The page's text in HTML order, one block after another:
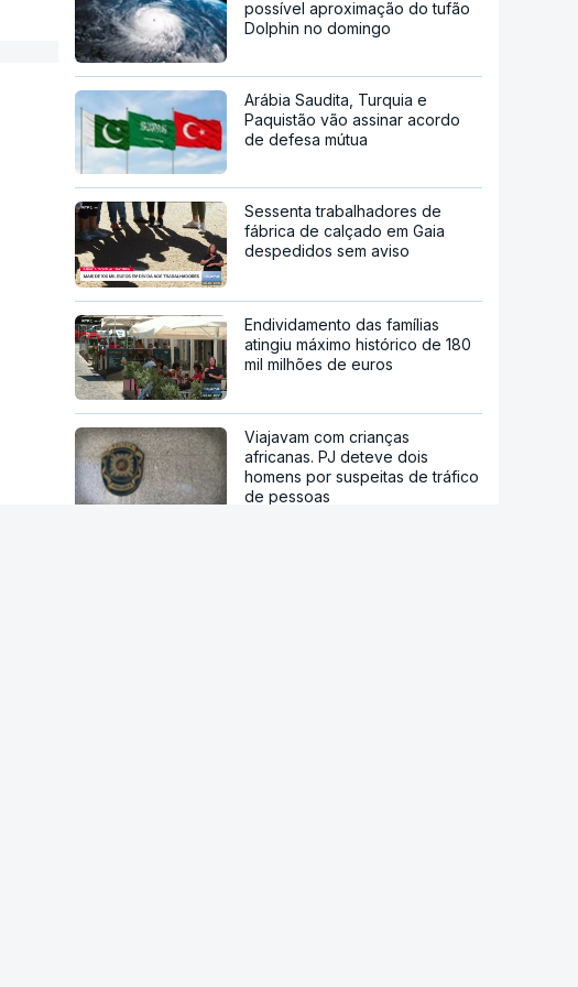
possível aproximação do tufão
Dolphin no domingo
Arábia Saudita, Turquia e
Paquistão vão assinar acordo
de defesa mútua
Sessenta trabalhadores de
fábrica de calçado em Gaia
despedidos sem aviso
Endividamento das famílias
atingiu máximo histórico de 180
mil milhões de euros
Viajavam com crianças
africanas. PJ deteve dois
homens por suspeitas de tráfico
de pessoas